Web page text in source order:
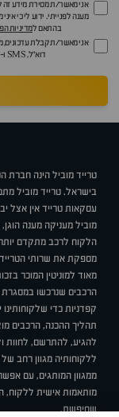
אני מאשר/ת מסירת מידע זה
מענה לפנייתי. ידוע לי כי
בהתאם למדיניות
אני מאשר/ת קבלת עדכונים,
דוא״ל, SMS ו-WhatsApp. ידוע לי כי באפשרותי לבטל הסכמה זו בכל עת.
טרייד מוביל הינה חברת
בישראל. טרייד מוביל
עסקאות טרייד אין אצל
מוביל מעניקה מענה
הלקוח לרכב מתקדם יותר
מספקת את שרותי
מאוד למוניטין המוכר
הרכבים שנרכשו במסגרת
קפדניות כדי
תהליך ההכנה, הרכבים
להגיע, להתרשם, לחוות
ללקוחותיה מגוון רחב
ממגוון המותגים, עם
מותאמות אישית ללקוח,
שחיפשת.